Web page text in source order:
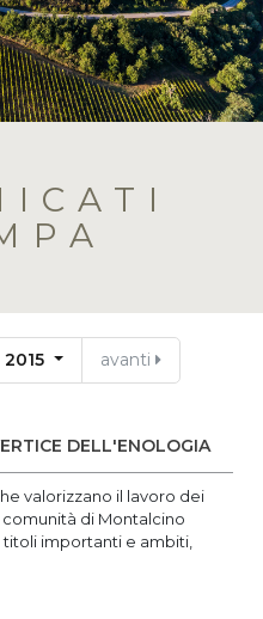
avanti
DELL'ENOLOGIA
valorizzano il lavoro dei
di Montalcino
titoli importanti e ambiti,